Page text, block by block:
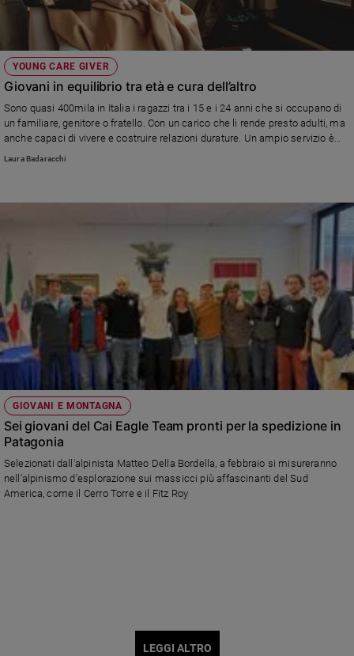
YOUNG CARE GIVER
Giovani in equilibrio tra età e cura dell’altro
Sono quasi 400mila in Italia i ragazzi tra i 15 e i 24 anni che si occupano di
un familiare, genitore o fratello. Con un carico che li rende presto adulti, ma
anche capaci di vivere e costruire relazioni durature. Un ampio servizio è
sul numero di Famiglia Cristiana in edicola da giovedì 12 dicembre
Laura Badaracchi
GIOVANI E MONTAGNA
Sei giovani del Cai Eagle Team pronti per la spedizione in
Patagonia
Selezionati dall'alpinista Matteo Della Bordella, a febbraio si misureranno
nell'alpinismo d'esplorazione sui massicci più affascinanti del Sud
America, come il Cerro Torre e il Fitz Roy
LEGGI ALTRO